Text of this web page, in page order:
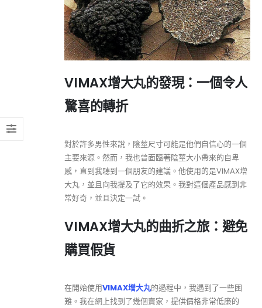
VIMAX增大丸的發現：一個令人
驚喜的轉折
對於許多男性來說，陰莖尺寸可能是他們自信心的一個
主要來源。然而，我也曾面臨著陰莖大小帶來的自卑
感，直到我聽到一個朋友的建議。他使用的是VIMAX增
大丸，並且向我提及了它的效果。我對這個產品感到非
常好奇，並且決定一試。
VIMAX增大丸的曲折之旅：避免
購買假貨
在開始使用VIMAX增大丸的過程中，我遇到了一些困
難。我在網上找到了幾個賣家，提供價格非常低廉的